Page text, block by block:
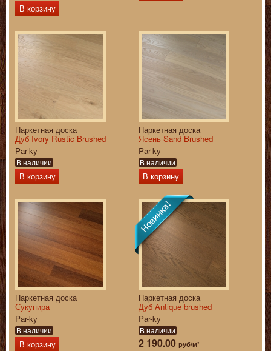
В корзину
Паркетная доска
Дуб Ivory Rustic Brushed
Par-ky
В наличии
В корзину
Паркетная доска
Ясень Sand Brushed
Par-ky
В наличии
В корзину
Паркетная доска
Сукупира
Par-ky
В наличии
В корзину
Паркетная доска
Дуб Antique brushed
Par-ky
В наличии
2 190.00 руб/м²